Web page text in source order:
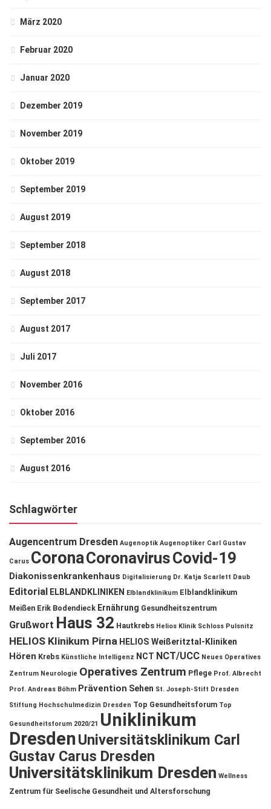
März 2020
Februar 2020
Januar 2020
Dezember 2019
November 2019
Oktober 2019
September 2019
August 2019
September 2018
August 2018
September 2017
August 2017
Juli 2017
November 2016
Oktober 2016
September 2016
August 2016
Schlagwörter
Augencentrum Dresden Augenoptik Augenoptiker Carl Gustav
Carus CoronaCoronavirusCovid-19
Diakonissenkrankenhaus Digitalisierung Dr. Katja Scarlett Daub
Editorial ELBLANDKLINIKEN Elblandklinikum Elblandklinikum
Meißen Erik Bodendieck Ernährung Gesundheitszentrum
Grußwort Haus 32 Hautkrebs Helios Klinik Schloss Pulsnitz
HELIOS Klinikum Pirna HELIOS Weißeritztal-Kliniken
Hören Krebs Künstliche Intelligenz NCT NCT/UCC Neues Operatives
Zentrum Neurologie Operatives Zentrum Pflege Prof. Albrecht
Prof. Andreas Böhm Prävention Sehen St. Joseph-Stift Dresden
Stiftung Hochschulmedizin Dresden Top Gesundheitsforum Top
Gesundheitsforum 2020/21 Uniklinikum
DresdenUniversitätsklinikum Carl
Gustav Carus Dresden
Universitätsklinikum Dresden Wellness
Zentrum für Seelische Gesundheit und Altersforschung